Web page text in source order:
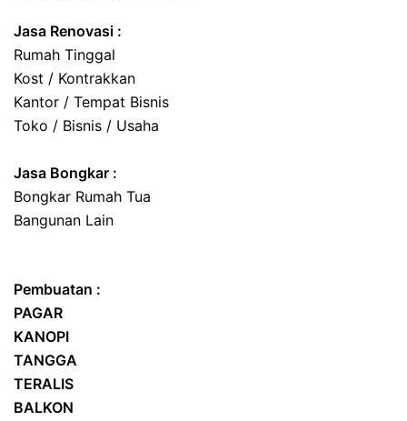
Jasa Renovasi :
Rumah Tinggal
Kost / Kontrakkan
Kantor / Tempat Bisnis
Toko / Bisnis / Usaha
Jasa Bongkar :
Bongkar Rumah Tua
Bangunan Lain
Pembuatan :
PAGAR
KANOPI
TANGGA
TERALIS
BALKON